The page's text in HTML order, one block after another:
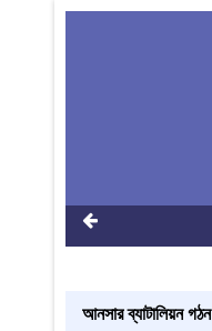
আনসার ব্যাটালিয়ন গঠন